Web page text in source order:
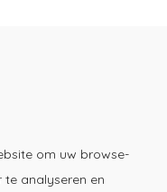
om uw browse-
te analyseren en